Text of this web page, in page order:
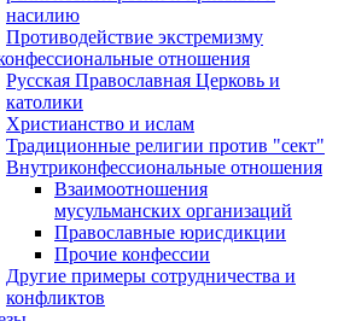
насилию
Противодействие экстремизму
отношения
Русская Православная Церковь и
католики
Христианство и ислам
Традиционные религии против "сект"
Внутриконфессиональные отношения
Взаимоотношения
мусульманских организаций
Православные юрисдикции
Прочие конфессии
Другие примеры сотрудничества и
конфликтов